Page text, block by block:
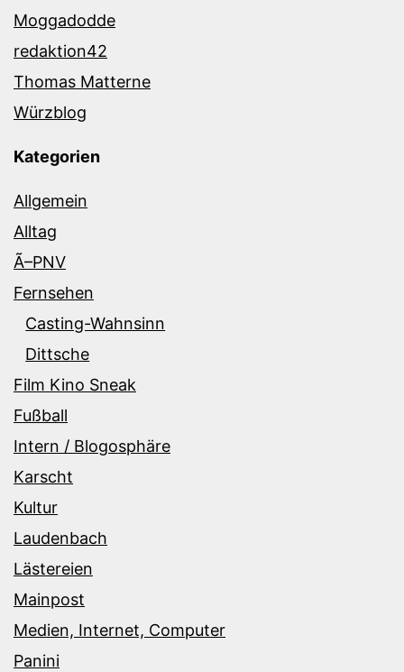
Moggadodde
redaktion42
Thomas Matterne
Würzblog
Kategorien
Allgemein
Alltag
Ã–PNV
Fernsehen
Casting-Wahnsinn
Dittsche
Film Kino Sneak
Fußball
Intern / Blogosphäre
Karscht
Kultur
Laudenbach
Lästereien
Mainpost
Medien, Internet, Computer
Panini